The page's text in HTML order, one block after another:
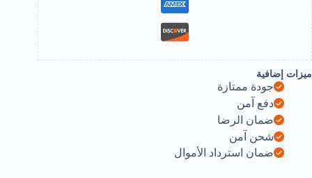
ميزات إضافية
جودة ممتازة
دفع آمن
ضمان الرضا
شحن آمن
ضمان استرداد الأموال